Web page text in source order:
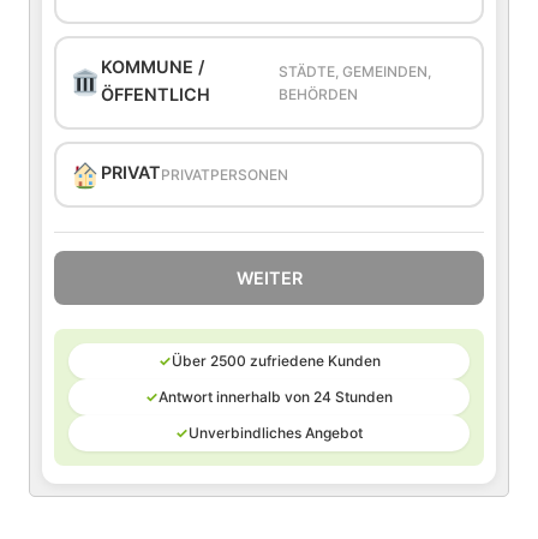
KOMMUNE /
ÖFFENTLICH
STÄDTE, GEMEINDEN,
BEHÖRDEN
PRIVATPRIVATPERSONEN
WEITER
✓Über 2500 zufriedene Kunden
✓Antwort innerhalb von 24 Stunden
✓Unverbindliches Angebot